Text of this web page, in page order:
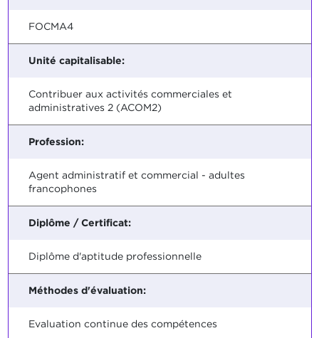
FOCMA4
Unité capitalisable:
Contribuer aux activités commerciales et
administratives 2 (ACOM2)
Profession:
Agent administratif et commercial - adultes
francophones
Diplôme / Certificat:
Diplôme d'aptitude professionnelle
Méthodes d'évaluation:
Evaluation continue des compétences